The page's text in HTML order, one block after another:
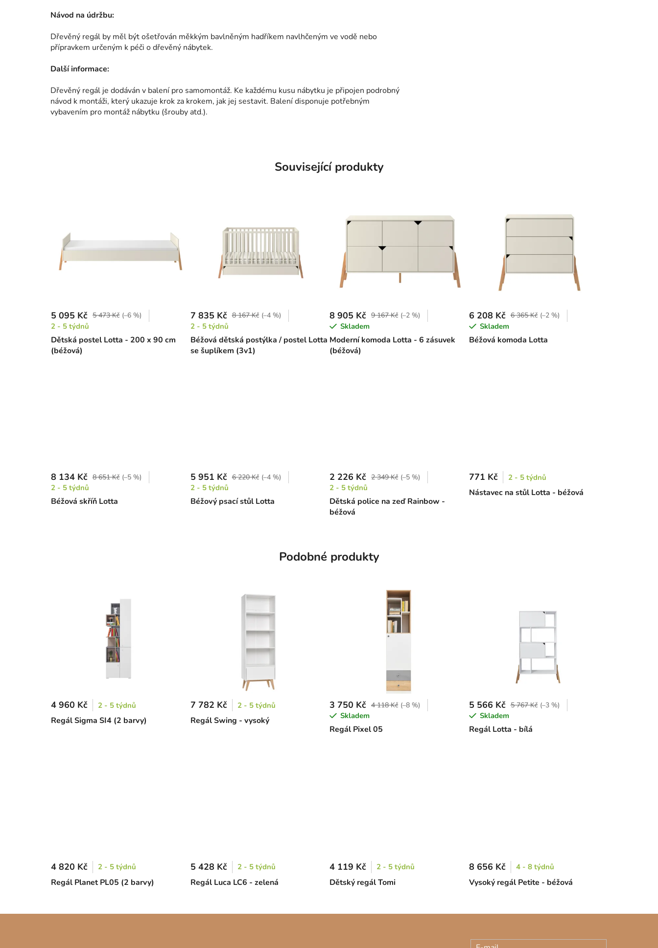
Návod na údržbu:
Dřevěný regál by měl být ošetřován měkkým bavlněným hadříkem navlhčeným ve vodě nebo
přípravkem určeným k péči o dřevěný nábytek.
Další informace:
Dřevěný regál je dodáván v balení pro samomontáž. Ke každému kusu nábytku je připojen podrobný
návod k montáži, který ukazuje krok za krokem, jak jej sestavit. Balení disponuje potřebným
vybavením pro montáž nábytku (šrouby atd.).
Související produkty
Dětská postel Lotta - 200 x 90 cm
(béžová)
5 095 Kč 5 473 Kč (–6 %)
2 - 5 týdnů
Béžová dětská postýlka / postel Lotta
se šuplíkem (3v1)
7 835 Kč 8 167 Kč (–4 %)
2 - 5 týdnů
Moderní komoda Lotta - 6 zásuvek
(béžová)
8 905 Kč 9 167 Kč (–2 %)
Skladem
Béžová komoda Lotta
6 208 Kč 6 365 Kč (–2 %)
Skladem
Béžová skříň Lotta
8 134 Kč 8 651 Kč (–5 %)
2 - 5 týdnů
Béžový psací stůl Lotta
5 951 Kč 6 220 Kč (–4 %)
2 - 5 týdnů
Dětská police na zeď Rainbow -
béžová
2 226 Kč 2 349 Kč (–5 %)
2 - 5 týdnů Nástavec na stůl Lotta - béžová
771 Kč 2 - 5 týdnů
Podobné produkty
Regál Sigma SI4 (2 barvy)
4 960 Kč 2 - 5 týdnů
Regál Swing - vysoký
7 782 Kč 2 - 5 týdnů
Regál Pixel 05
3 750 Kč 4 118 Kč (–8 %)
Skladem
Regál Lotta - bílá
5 566 Kč 5 767 Kč (–3 %)
Skladem
Regál Planet PL05 (2 barvy)
4 820 Kč 2 - 5 týdnů
Regál Luca LC6 - zelená
5 428 Kč 2 - 5 týdnů
Dětský regál Tomi
4 119 Kč 2 - 5 týdnů
Vysoký regál Petite - béžová
8 656 Kč 4 - 8 týdnů